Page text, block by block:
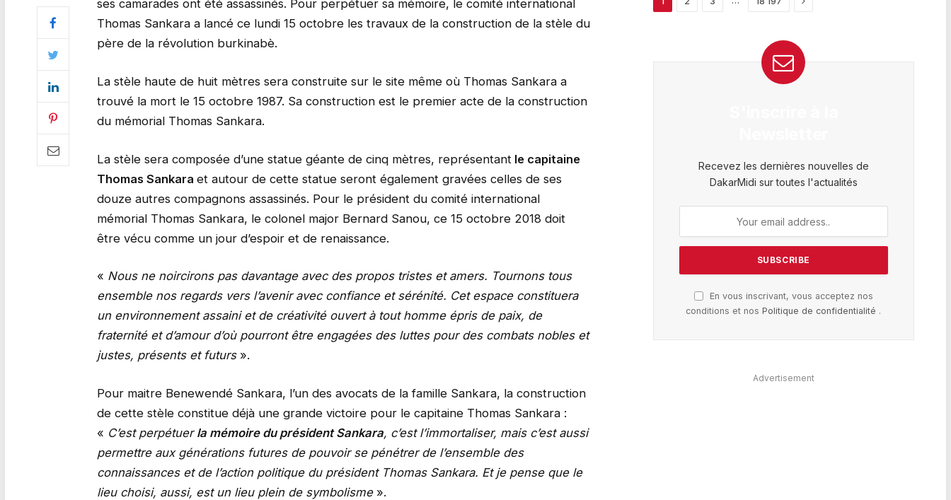
ses camarades ont été assassinés. Pour perpétuer sa mémoire, le comité international
Thomas Sankara a lancé ce lundi 15 octobre les travaux de la construction de la stèle du
père de la révolution burkinabè.
La stèle haute de huit mètres sera construite sur le site même où Thomas Sankara a
trouvé la mort le 15 octobre 1987. Sa construction est le premier acte de la construction
du mémorial Thomas Sankara.
La stèle sera composée d’une statue géante de cinq mètres, représentant le capitaine
Thomas Sankara et autour de cette statue seront également gravées celles de ses
douze autres compagnons assassinés. Pour le président du comité international
mémorial Thomas Sankara, le colonel major Bernard Sanou, ce 15 octobre 2018 doit
être vécu comme un jour d’espoir et de renaissance.
« Nous ne noircirons pas davantage avec des propos tristes et amers. Tournons tous
ensemble nos regards vers l’avenir avec confiance et sérénité. Cet espace constituera
un environnement assaini et de créativité ouvert à tout homme épris de paix, de
fraternité et d’amour d’où pourront être engagées des luttes pour des combats nobles et
justes, présents et futurs».
Pour maitre Benewendé Sankara, l’un des avocats de la famille Sankara, la construction
de cette stèle constitue déjà une grande victoire pour le capitaine Thomas Sankara :
« C’est perpétuer la mémoire du président Sankara, c’est l’immortaliser, mais c’est aussi
permettre aux générations futures de pouvoir se pénétrer de l’ensemble des
connaissances et de l’action politique du président Thomas Sankara. Et je pense que le
lieu choisi, aussi, est un lieu plein de symbolisme».
Recevez les dernières nouvelles de
DakarMidi sur toutes l'actualités
En vous inscrivant, vous acceptez nos
conditions et nosPolitique de confidentialité .
Advertisement